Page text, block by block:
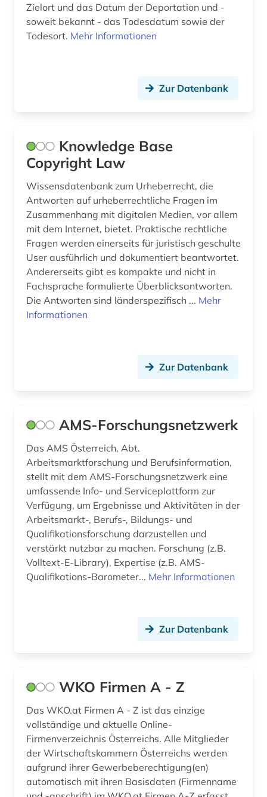
insekten (1)
institution (1)
internaitonales steuerrecht (1)
internationales recht (1)
inventar (1)
iso normen (1)
iso-normen (1)
italianistik (2)
judaistik (1)
juden (11)
judentum (7)
judenverfolgung (5)
judenvernichtung (9)
judikatur (1)
juristenausbildung (1)
kartografie (2)
kartographie (3)
katalog (12)
kataster (1)
kennzahlen (1)
Zielort und das Datum der Deportation und -
soweit bekannt - das Todesdatum sowie der
Todesort. Mehr Informationen
Zur Datenbank
Knowledge Base
Copyright Law
Wissensdatenbank zum Urheberrecht, die
Antworten auf urheberrechtliche Fragen im
Zusammenhang mit digitalen Medien, vor allem
mit dem Internet, bietet. Praktische rechtliche
Fragen werden einerseits für juristisch geschulte
User ausführlich und dokumentiert beantwortet.
Andererseits gibt es kompakte und nicht in
Fachsprache formulierte Überblicksantworten.
Die Antworten sind länderspezifisch ... Mehr
Informationen
Zur Datenbank
AMS-Forschungsnetzwerk
Das AMS Österreich, Abt.
Arbeitsmarktforschung und Berufsinformation,
stellt mit dem AMS-Forschungsnetzwerk eine
umfassende Info- und Serviceplattform zur
Verfügung, um Ergebnisse und Aktivitäten in der
Arbeitsmarkt-, Berufs-, Bildungs- und
Qualifikationsforschung darzustellen und
verstärkt nutzbar zu machen. Forschung (z.B.
Volltext-E-Library), Expertise (z.B. AMS-
Qualifikations-Barometer... Mehr Informationen
Zur Datenbank
WKO Firmen A - Z
Das WKO.at Firmen A - Z ist das einzige
vollständige und aktuelle Online-
Firmenverzeichnis Österreichs. Alle Mitglieder
der Wirtschaftskammern Österreichs werden
aufgrund ihrer Gewerbeberechtigung(en)
automatisch mit ihren Basisdaten (Firmenname